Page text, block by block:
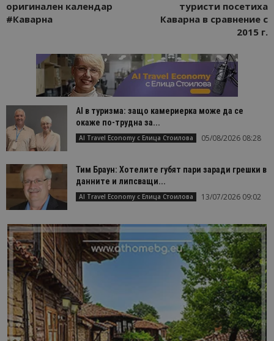
оригинален календар
#Каварна
туристи посетиха
Каварна в сравнение с
2015 г.
AI в туризма: защо камериерка може да се
окаже по-трудна за...
AI Travel Economy с Елица Стоилова 05/08/2026 08:28
Тим Браун: Хотелите губят пари заради грешки в
данните и липсващи...
AI Travel Economy с Елица Стоилова 13/07/2026 09:02